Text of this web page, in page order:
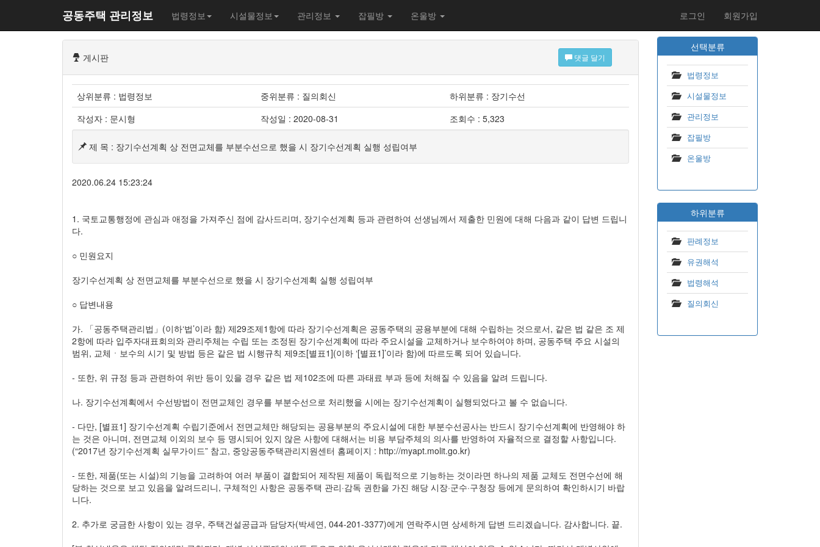
공동주택 관리정보 법령정보 시설물정보 관리정보 잡필방 온울방 로그인 회원가입
게시판 댓글 달기
상위분류 : 법령정보 중위분류 : 질의회신
하위분류 : 장기수선
작성자 : 문시형
작성일 : 2020-08-31 조회수 : 5,323
제 목 : 장기수선계획 상 전면교체를 부분수선으로 했을 시 장기수선계획 실행 성립여부
2020.06.24 15:23:24
1. 국토교통행정에 관심과 애정을 가져주신 점에 감사드리며, 장기수선계획 등과 관련하여 선생님께서 제출한 민원에 대해 다음과 같이 답변 드립니
다.
○ 민원요지
장기수선계획 상 전면교체를 부분수선으로 했을 시 장기수선계획 실행 성립여부
○ 답변내용
가. 「공동주택관리법」(이하‘법’이라 함) 제29조제1항에 따라 장기수선계획은 공동주택의 공용부분에 대해 수립하는 것으로서, 같은 법 같은 조 제
2항에 따라 입주자대표회의와 관리주체는 수립 또는 조정된 장기수선계획에 따라 주요시설을 교체하거나 보수하여야 하며, 공동주택 주요 시설의
범위, 교체ㆍ보수의 시기 및 방법 등은 같은 법 시행규칙 제9조[별표1](이하 ‘[별표1]’이라 함)에 따르도록 되어 있습니다.
- 또한, 위 규정 등과 관련하여 위반 등이 있을 경우 같은 법 제102조에 따른 과태료 부과 등에 처해질 수 있음을 알려 드립니다.
나. 장기수선계획에서 수선방법이 전면교체인 경우를 부분수선으로 처리했을 시에는 장기수선계획이 실행되었다고 볼 수 없습니다.
- 다만, [별표1] 장기수선계획 수립기준에서 전면교체만 해당되는 공용부분의 주요시설에 대한 부분수선공사는 반드시 장기수선계획에 반영해야 하
는 것은 아니며, 전면교체 이외의 보수 등 명시되어 있지 않은 사항에 대해서는 비용 부담주체의 의사를 반영하여 자율적으로 결정할 사항입니다.
(“2017년 장기수선계획 실무가이드” 참고, 중앙공동주택관리지원센터 홈페이지 : http://myapt.molit.go.kr)
- 또한, 제품(또는 시설)의 기능을 고려하여 여러 부품이 결합되어 제작된 제품이 독립적으로 기능하는 것이라면 하나의 제품 교체도 전면수선에 해
당하는 것으로 보고 있음을 알려드리니, 구체적인 사항은 공동주택 관리·감독 권한을 가진 해당 시장·군수·구청장 등에게 문의하여 확인하시기 바랍
니다.
2. 추가로 궁금한 사항이 있는 경우, 주택건설공급과 담당자(박세연, 044-201-3377)에게 연락주시면 상세하게 답변 드리겠습니다. 감사합니다. 끝.
선택분류
법령정보
시설물정보
관리정보
잡필방
온울방
하위분류
판례정보
유권해석
법령해석
질의회신